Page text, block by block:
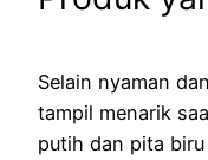
Selain nyaman
tampil menarik
putih dan pita